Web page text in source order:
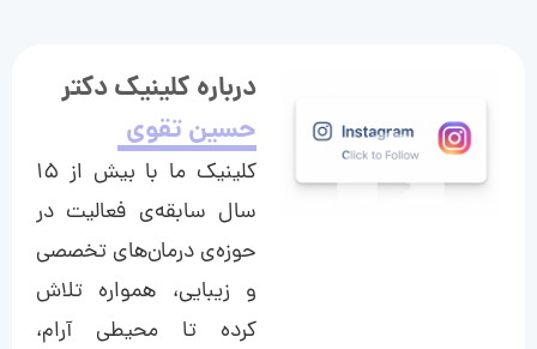
درباره کلینیک دکتر
حسین تقوی
کلینیک ما با بیش از ۱۵
سال سابقه‌ی فعالیت در
حوزه‌ی درمان‌های تخصصی
و زیبایی، همواره تلاش
کرده تا محیطی آرام،